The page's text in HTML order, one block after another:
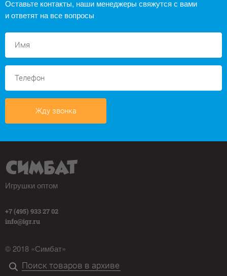
Оставьте контакты, наши менеджеры свяжутся с вами
и ответят на все вопросы
Жду звонка
Игрушки оптом
+7 (495) 933 27 02
info@igr.ru
© 2018 «Симбат»